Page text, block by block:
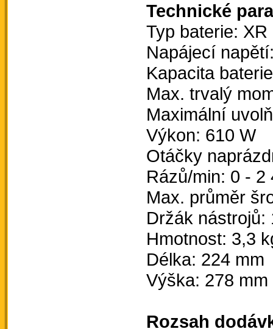
Technické
Typ baterie: XR
Napájecí
Kapacita
Max. trvalý
Maximální
Výkon: 610 W
Otáčky
Rázů/min: 0 - 2
Max. průměr
Držák nástrojů:
Hmotnost: 3,3
Délka: 224 mm
Výška: 278 mm
Rozsah